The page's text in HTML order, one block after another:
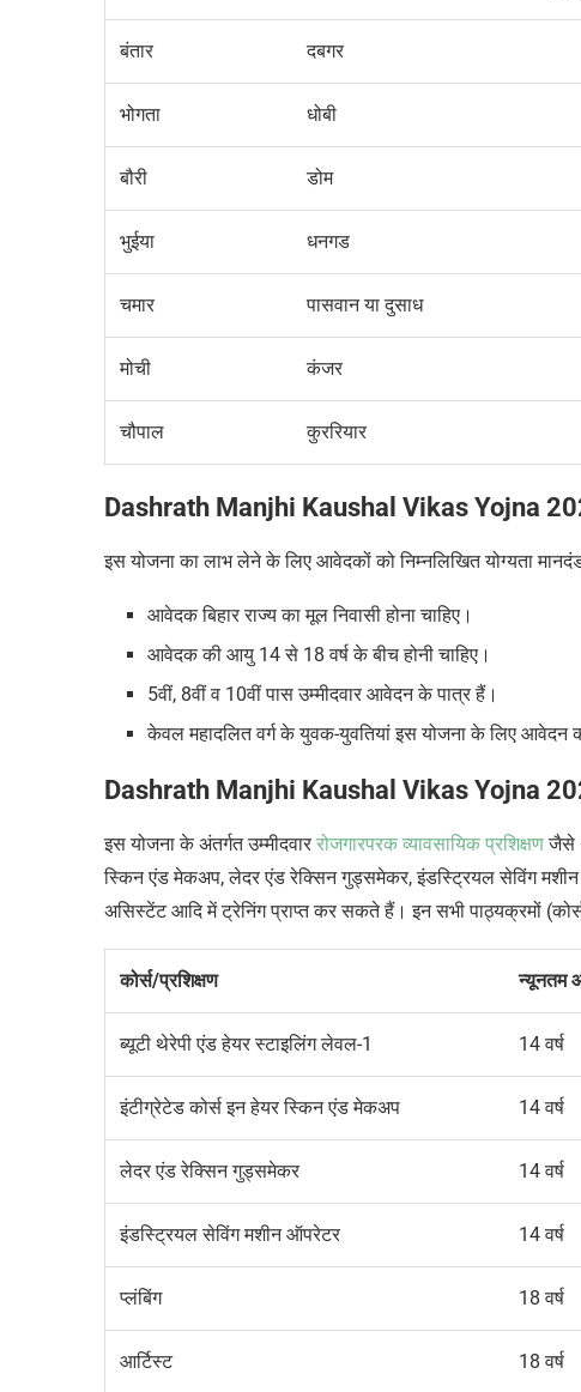
बंतार दबगर
भोगता धोबी
बौरी डोम
भुईया धनगड
चमार पासवानया दुसाध
मोची कंजर
चौपाल कुररियार
Dashrath Manjhi Kaushal Vikas Yojna
इस योजना का लाभ लेने के लिए आवेदकों को निम्नलिखित योग्यता
आवेदक बिहार राज्य का मूल निवासी होना चाहिए।
आवेदक की आयु 14से 18 वर्ष के बीच होनी चाहिए।
5वीं, 8वीं व 10वीं पास उम्मीदवार आवेदन के पात्र हैं।
केवल महादलित वर्ग के युवक-युवतियां इस योजना के लिए
Dashrath Manjhi Kaushal Vikas Yojna
इस योजना के अंतर्गत उम्मीदवार रोजगारपरक व्यावसायिक प्रशिक्षणजैसे
स्किन एंड मेकअप,लेदर एंड रेक्सिन गुड्समेकर,इंडस्ट्रियल सेविंग
असिस्टेंट आदि में ट्रेनिंग प्राप्त कर सकते हैं। इन सभी पाठ्यक्रमों
कोर्स/प्रशिक्षण न्यूनतम
ब्यूटी थेरेपी एंड हेयर स्टाइलिंग लेवल-1 14वर्ष
इंटीग्रेटेड कोर्स इन हेयर स्किन एंड मेकअप 14वर्ष
लेदर एंड रेक्सिन गुड्समेकर 14वर्ष
इंडस्ट्रियल सेविंग मशीन ऑपरेटर 14वर्ष
प्लंबिंग 18वर्ष
आर्टिस्ट 18वर्ष